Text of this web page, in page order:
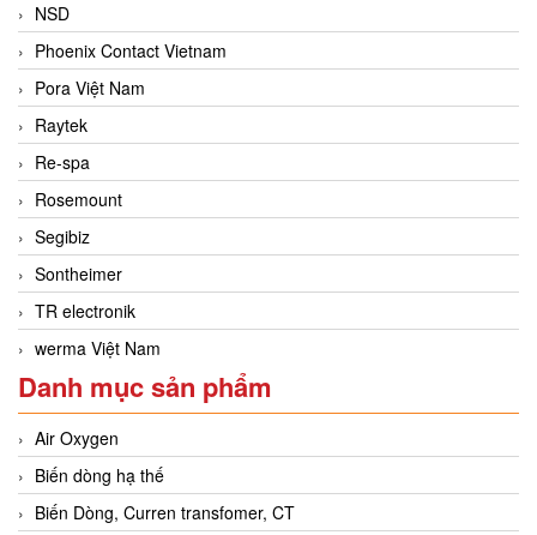
NSD
Phoenix Contact Vietnam
Pora Việt Nam
Raytek
Re-spa
Rosemount
Segibiz
Sontheimer
TR electronik
werma Việt Nam
Danh mục sản phẩm
Air Oxygen
Biến dòng hạ thế
Biến Dòng, Curren transfomer, CT